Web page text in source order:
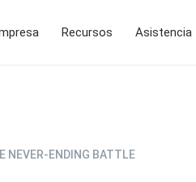
Recursos Asistencia
NEVER-ENDING BATTLE